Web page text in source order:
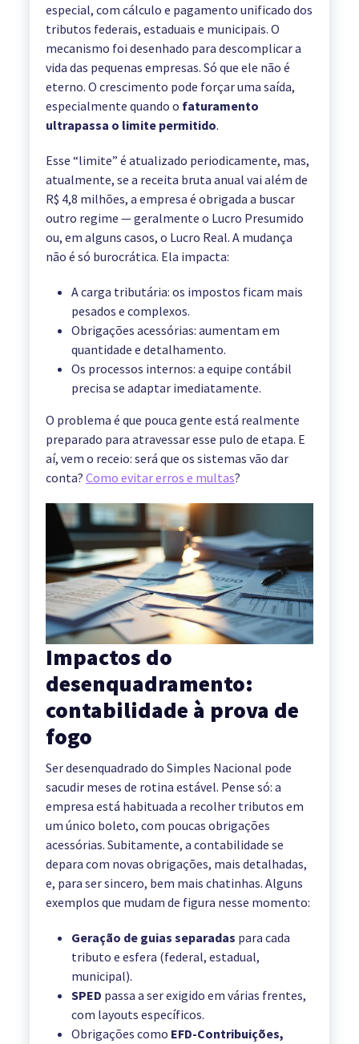
especial, com cálculo e pagamento unificado dos
tributos federais, estaduais e municipais. O
mecanismo foi desenhado para descomplicar a
vida das pequenas empresas. Só que ele não é
eterno. O crescimento pode forçar uma saída,
especialmente quando o faturamento
ultrapassa o limite permitido.
Esse “limite” é atualizado periodicamente, mas,
atualmente, se a receita bruta anual vai além de
R$ 4,8 milhões, a empresa é obrigada a buscar
outro regime — geralmente o Lucro Presumido
ou, em alguns casos, o Lucro Real. A mudança
não é só burocrática. Ela impacta:
A carga tributária: os impostos ficam mais
pesados e complexos.
Obrigações acessórias: aumentam em
quantidade e detalhamento.
Os processos internos: a equipe contábil
precisa se adaptar imediatamente.
O problema é que pouca gente está realmente
preparado para atravessar esse pulo de etapa. E
aí, vem o receio: será que os sistemas vão dar
conta? Como evitar erros e multas?
Impactos do
desenquadramento:
contabilidade à prova de
fogo
Ser desenquadrado do Simples Nacional pode
sacudir meses de rotina estável. Pense só: a
empresa está habituada a recolher tributos em
um único boleto, com poucas obrigações
acessórias. Subitamente, a contabilidade se
depara com novas obrigações, mais detalhadas,
e, para ser sincero, bem mais chatinhas. Alguns
exemplos que mudam de figura nesse momento:
Geração de guias separadas para cada
tributo e esfera (federal, estadual,
municipal).
SPED passa a ser exigido em várias frentes,
com layouts específicos.
Obrigações como EFD-Contribuições,